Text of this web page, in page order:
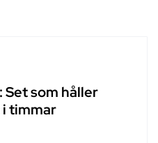
Set som håller
timmar